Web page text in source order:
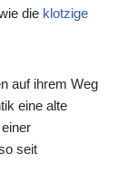
die klotzige
auf ihrem Weg
eine alte
seit